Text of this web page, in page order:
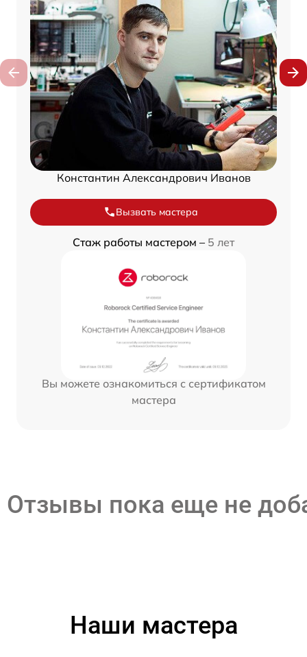
Константин Александрович Иванов
Вызвать мастера
Стаж работы мастером – 5 лет
Вы можете ознакомиться с сертификатом
мастера
Отзывы пока еще не
Наши мастера